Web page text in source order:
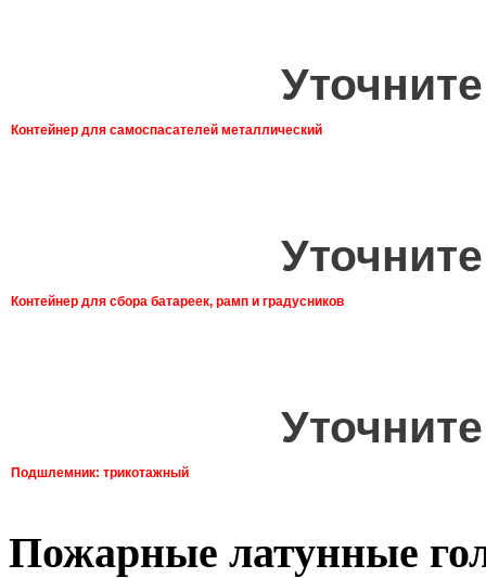
Контейнер для самоспасателей металлический
Контейнер для сбора батареек, рамп и градусников
Подшлемник: трикотажный
Пожарные латунные